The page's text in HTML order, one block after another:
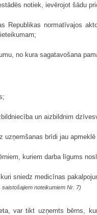
notiek, ievērojot šādu
Republikas normatīvajos
no kura sagatavošana
un aizbildnim
uzņemšanas brīdi jau
kuriem darba līgums
sniedz medicīnas
saistošajiem noteikumiem Nr. 7)
var tikt uzņemts bērns,